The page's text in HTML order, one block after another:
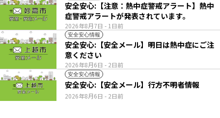
2026年8月7日 - 1日前
安全安心:【注意：熱中症警戒アラート】熱中
症警戒アラートが発表されています。
安全安心情報
2026年8月6日 - 2日前
安全安心:【安全メール】明日は熱中症にご注
意ください
安全安心情報
2026年8月6日 - 2日前
安全安心:【安全メール】行方不明者情報